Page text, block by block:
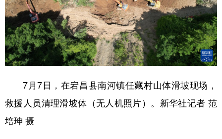
7月7日，在宕昌县南河镇任藏村山体滑坡现场，
救援人员清理滑坡体（无人机照片）。新华社记者 范
培珅 摄